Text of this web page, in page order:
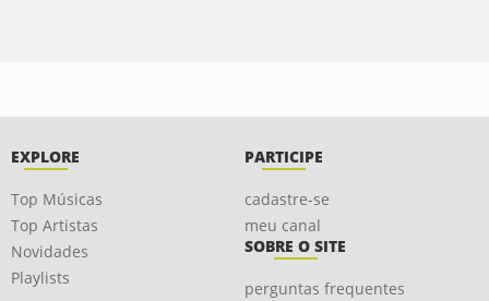
EXPLORE
Top Músicas
Top Artistas
Novidades
Playlists
PARTICIPE
cadastre-se
meu canal
SOBRE O SITE
perguntas frequentes